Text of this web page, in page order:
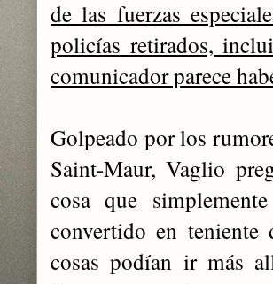
de las fuerzas
policías retirados,
comunicador parece
Golpeado por los
Saint-Maur, Vaglio
cosa que
convertido en
cosas podían ir más